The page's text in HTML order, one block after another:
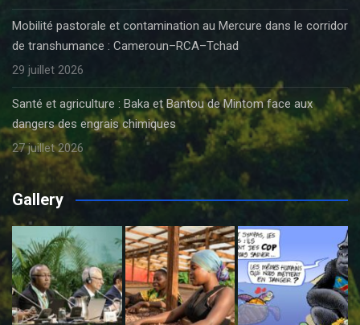
Mobilité pastorale et contamination au Mercure dans le corridor
de transhumance : Cameroun–RCA–Tchad
29 juillet 2026
Santé et agriculture : Baka et Bantou de Mintom face aux
dangers des engrais chimiques
27 juillet 2026
Gallery